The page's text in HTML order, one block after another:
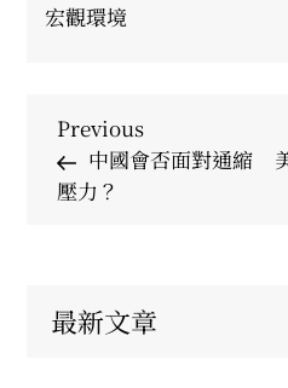
宏觀環境
Post
navigation
Previous
Post
Previous
中國會否面對通縮
壓力？
最新文章